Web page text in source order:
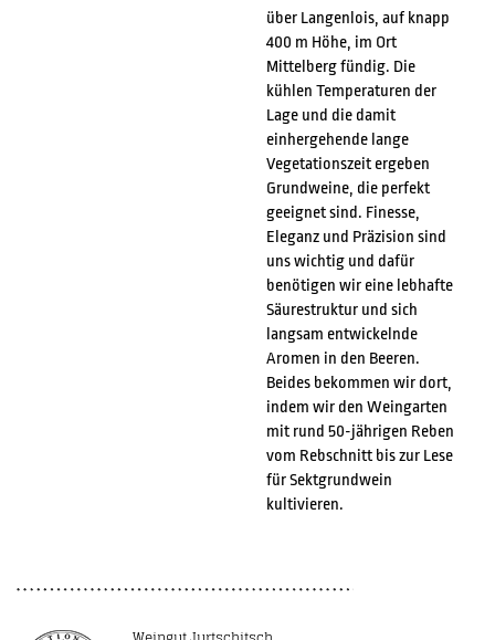
über Langenlois, auf knapp
400 m Höhe, im Ort
Mittelberg fündig. Die
kühlen Temperaturen der
Lage und die damit
einhergehende lange
Vegetationszeit ergeben
Grundweine, die perfekt
geeignet sind. Finesse,
Eleganz und Präzision sind
uns wichtig und dafür
benötigen wir eine lebhafte
Säurestruktur und sich
langsam entwickelnde
Aromen in den Beeren.
Beides bekommen wir dort,
indem wir den Weingarten
mit rund 50-jährigen Reben
vom Rebschnitt bis zur Lese
für Sektgrundwein
kultivieren.